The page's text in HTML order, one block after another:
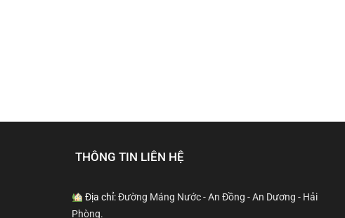
THÔNG TIN LIÊN HỆ
Địa chỉ:Đường Máng Nước - An Đồng - An Dương - Hải
Phòng.